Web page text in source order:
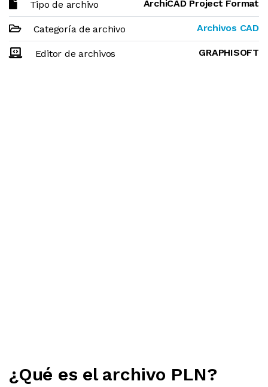
Tipo de archivo ArchiCAD Project Format
Categoría de archivo Archivos CAD
Editor de archivos GRAPHISOFT
¿Qué es el archivo PLN?